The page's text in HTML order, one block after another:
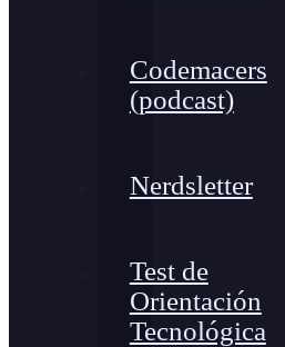
Codemacers
(podcast)
Nerdsletter
Test de
Orientación
Tecnológica